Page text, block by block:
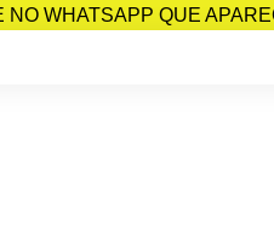
WHATSAPP QUE